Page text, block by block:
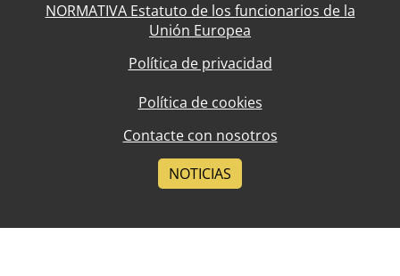
NORMATIVA Estatuto de los funcionarios de la
Unión Europea
Política de privacidad
Política de cookies
Contacte con nosotros
NOTICIAS